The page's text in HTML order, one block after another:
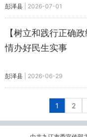
彭泽县 2026-07-01
【树立和践行正确
情办好民生实事
彭泽县 2026-06-29
1 2